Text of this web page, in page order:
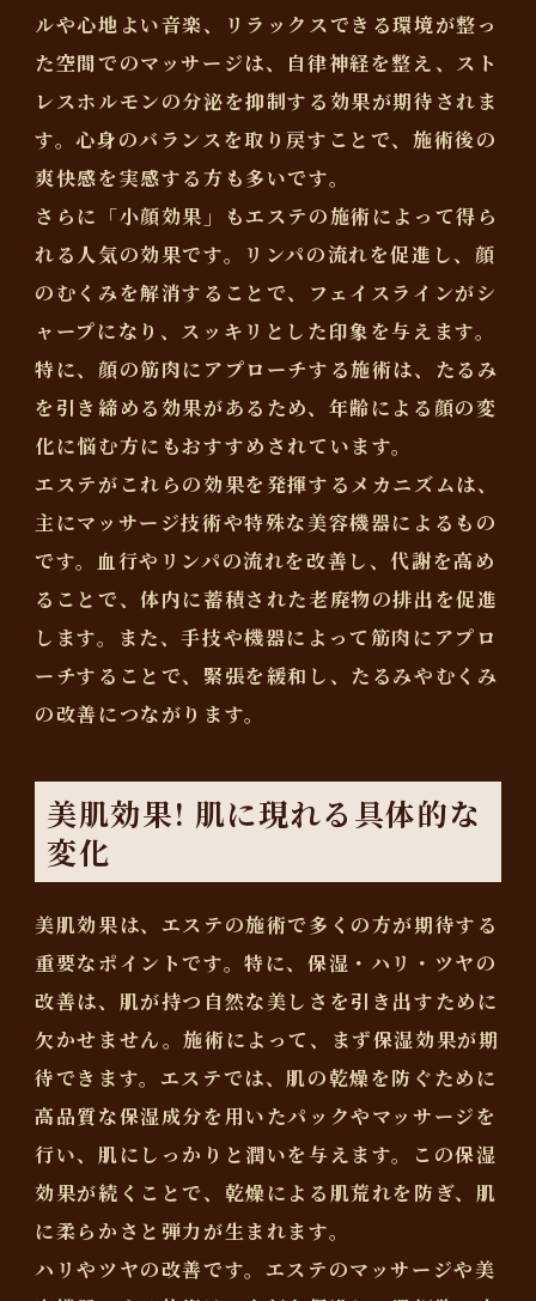
ルや心地よい音楽、リラックスできる環境が整っ
た空間でのマッサージは、自律神経を整え、スト
レスホルモンの分泌を抑制する効果が期待されま
す。心身のバランスを取り戻すことで、施術後の
爽快感を実感する方も多いです。
さらに「小顔効果」もエステの施術によって得ら
れる人気の効果です。リンパの流れを促進し、顔
のむくみを解消することで、フェイスラインがシ
ャープになり、スッキリとした印象を与えます。
特に、顔の筋肉にアプローチする施術は、たるみ
を引き締める効果があるため、年齢による顔の変
化に悩む方にもおすすめされています。
エステがこれらの効果を発揮するメカニズムは、
主にマッサージ技術や特殊な美容機器によるもの
です。血行やリンパの流れを改善し、代謝を高め
ることで、体内に蓄積された老廃物の排出を促進
します。また、手技や機器によって筋肉にアプロ
ーチすることで、緊張を緩和し、たるみやむくみ
の改善につながります。
美肌効果! 肌に現れる具体的な
変化
美肌効果は、エステの施術で多くの方が期待する
重要なポイントです。特に、保湿・ハリ・ツヤの
改善は、肌が持つ自然な美しさを引き出すために
欠かせません。施術によって、まず保湿効果が期
待できます。エステでは、肌の乾燥を防ぐために
高品質な保湿成分を用いたパックやマッサージを
行い、肌にしっかりと潤いを与えます。この保湿
効果が続くことで、乾燥による肌荒れを防ぎ、肌
に柔らかさと弾力が生まれます。
ハリやツヤの改善です。エステのマッサージや美